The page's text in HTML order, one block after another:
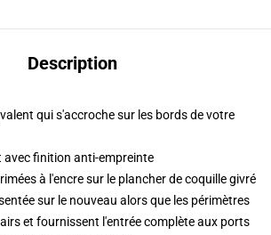
Description
qui s'accroche sur les bords de votre
avec finition anti-empreinte
à l'encre sur le plancher de coquille givré
sur le nouveau alors que les périmètres
et fournissent l'entrée complète aux ports